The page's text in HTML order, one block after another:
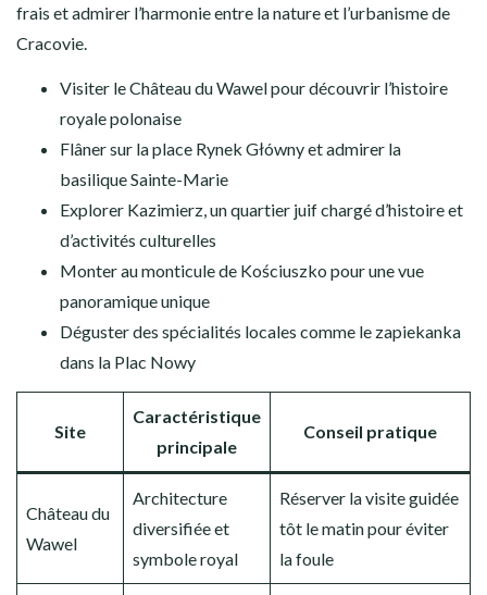
frais et admirer l’harmonie entre la nature et l’urbanisme de
Cracovie.
Visiter le Château du Wawel pour découvrir l’histoire
royale polonaise
Flâner sur la place Rynek Główny et admirer la
basilique Sainte-Marie
Explorer Kazimierz, un quartier juif chargé d’histoire et
d’activités culturelles
Monter au monticule de Kościuszko pour une vue
panoramique unique
Déguster des spécialités locales comme le zapiekanka
dans la Plac Nowy
Site
Caractéristique
principale
Conseil pratique
Château du
Wawel
Architecture
diversifiée et
symbole royal
Réserver la visite guidée
tôt le matin pour éviter
la foule